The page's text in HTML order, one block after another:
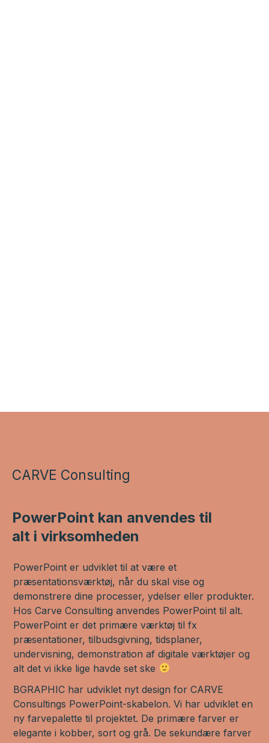
CARVE Consulting
PowerPoint kan anvendes til
alt i virksomheden
PowerPoint er udviklet til at være et
præsentationsværktøj, når du skal vise og
demonstrere dine processer, ydelser eller produkter.
Hos Carve Consulting anvendes PowerPoint til alt.
PowerPoint er det primære værktøj til fx
præsentationer, tilbudsgivning, tidsplaner,
undervisning, demonstration af digitale værktøjer og
alt det vi ikke lige havde set ske
BGRAPHIC har udviklet nyt design for CARVE
Consultings PowerPoint-skabelon. Vi har udviklet en
ny farvepalette til projektet. De primære farver er
elegante i kobber, sort og grå. De sekundære farver